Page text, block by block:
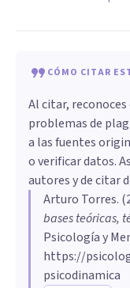
CÓMO CITAR
Al citar,
problemas de
a las fuentes
o verificar datos.
autores y de citar
Arturo Torres. (
bases teóricas,
Psicología y
https://
psicodinamica